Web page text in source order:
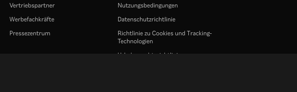
Vertriebspartner
Werbefachkräfte
Pressezentrum
Nutzungsbedingungen
Datenschutzrichtlinie
Richtlinie zu Cookies und Tracking-
Technologien
Urheberrechtsrichtlinie